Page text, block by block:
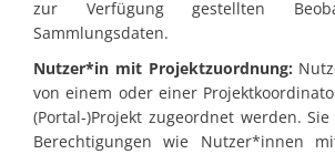
zur Verfügung gestellten
Sammlungsdaten.
Nutzer*in mit Projektzuordnung:
von einem oder einer
(Portal-)Projekt zugeordnet werden.
Berechtigungen wie Nutzer*innen